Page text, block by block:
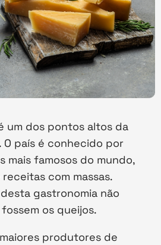
um dos pontos altos da
O país é conhecido por
mais famosos do mundo,
com massas.
gastronomia não
os queijos.
produtores de